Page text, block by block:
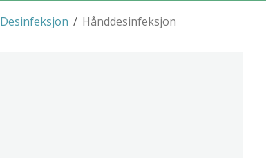
/
Desinfeksjon Hånddesinfeksjon